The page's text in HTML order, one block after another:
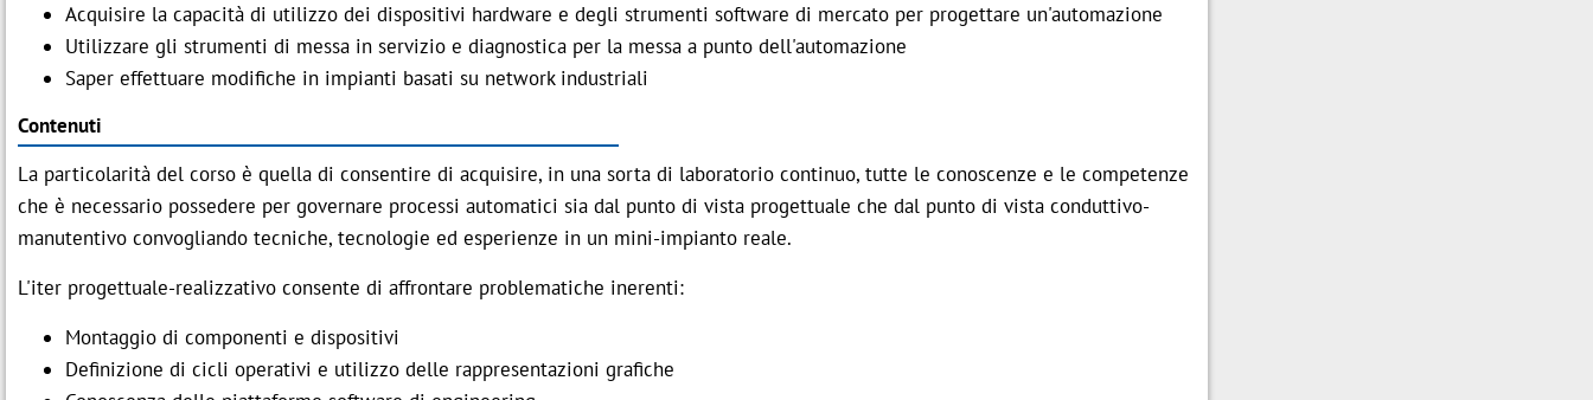
Acquisire la capacità di utilizzo dei dispositivi hardware e degli strumenti software di mercato per progettare un'automazione
Utilizzare gli strumenti di messa in servizio e diagnostica per la messa a punto dell'automazione
Saper effettuare modifiche in impianti basati su network industriali
Contenuti
La particolarità del corso è quella di consentire di acquisire, in una sorta di laboratorio continuo, tutte le conoscenze e le competenze
che è necessario possedere per governare processi automatici sia dal punto di vista progettuale che dal punto di vista conduttivo-
manutentivo convogliando tecniche, tecnologie ed esperienze in un mini-impianto reale.
L'iter progettuale-realizzativo consente di affrontare problematiche inerenti:
Montaggio di componenti e dispositivi
Definizione di cicli operativi e utilizzo delle rappresentazioni grafiche